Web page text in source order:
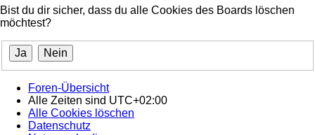
Bist du dir sicher, dass du alle Cookies des Boards löschen
möchtest?
Foren-Übersicht
Alle Zeiten sind UTC+02:00
Alle Cookies löschen
Datenschutz